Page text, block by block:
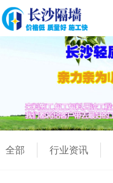
全部 行业资讯